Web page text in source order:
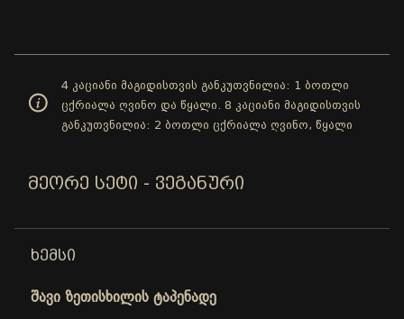
4 კაციანი მაგიდისთვის განკუთვნილია: 1 ბოთლი
ცქრიალა ღვინო და წყალი. 8 კაციანი მაგიდისთვის
განკუთვნილია: 2 ბოთლი ცქრიალა ღვინო, წყალი
ᲛᲔᲝᲠᲔ ᲡᲔᲢᲘ - ᲕᲔᲒᲐᲜᲣᲠᲘ
ᲮᲔᲛᲡᲘ
შავი ზეთისხილის ტაპენადე